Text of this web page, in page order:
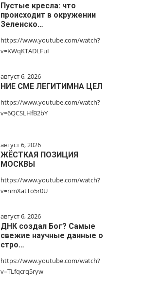
Пустые кресла: что
происходит в окружении
Зеленско…
https://www.youtube.com/watch?
v=KWqKTADLFuI
август 6, 2026
НИЕ СМЕ ЛЕГИТИМНА ЦЕЛ
https://www.youtube.com/watch?
v=6QCSLHfB2bY
август 6, 2026
ЖЁСТКАЯ ПОЗИЦИЯ
МОСКВЫ
https://www.youtube.com/watch?
v=nmXatTo5r0U
август 6, 2026
ДНК создал Бог? Самые
свежие научные данные о
стро…
https://www.youtube.com/watch?
v=TLfqcrq5ryw